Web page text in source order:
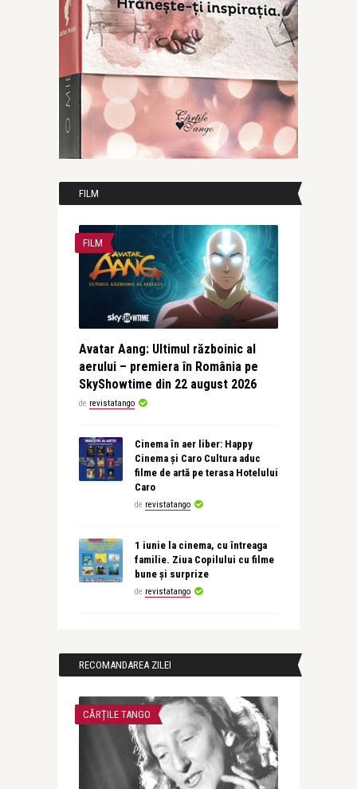
FILM
FILM
Avatar Aang: Ultimul războinic al
aerului – premiera în România pe
SkyShowtime din 22 august 2026
de revistatango
Cinema în aer liber: Happy
Cinema și Caro Cultura aduc
filme de artă pe terasa Hotelului
Caro
de revistatango
1 iunie la cinema, cu întreaga
familie. Ziua Copilului cu filme
bune și surprize
de revistatango
RECOMANDAREA ZILEI
CĂRȚILE TANGO